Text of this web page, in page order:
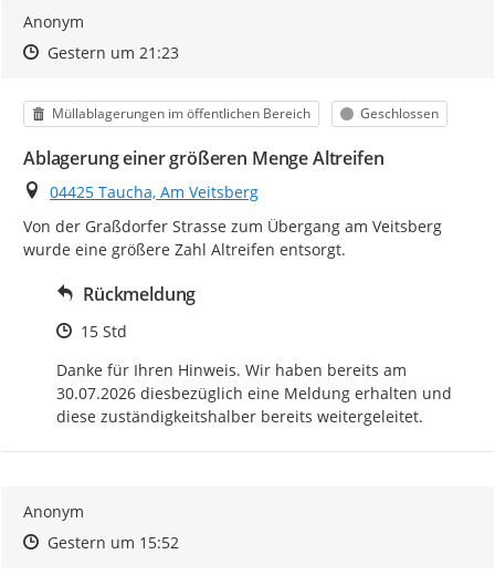
Anonym
Zeitpunkt des Erstellens
Zeitpunkt des Erstellens
Gestern um 21:23Zur Äußerung
Kategorie
Müllablagerungen im öffentlichen Bereich Status
Geschlossen
Ablagerung einer größeren Menge Altreifen
Ort
04425 Taucha, Am Veitsberg
Von der Graßdorfer Strasse zum Übergang am Veitsberg
wurde eine größere Zahl Altreifen entsorgt.
Rückmeldung
Zeitpunkt des Erstellens
15 Std
Danke für Ihren Hinweis. Wir haben bereits am
30.07.2026 diesbezüglich eine Meldung erhalten und
diese zuständigkeitshalber bereits weitergeleitet.
Anonym
Zeitpunkt des Erstellens
Zeitpunkt des Erstellens
Gestern um 15:52Zur Äußerung